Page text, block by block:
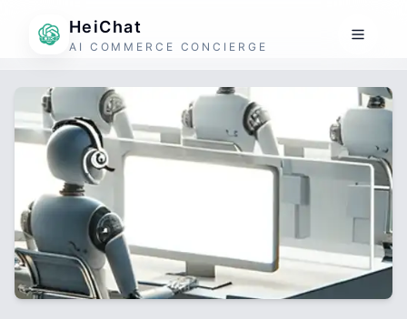
HeiChat
AI COMMERCE CONCIERGE